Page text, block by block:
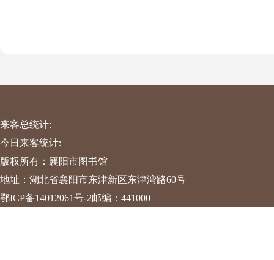
来客总统计:
今日来客统计:
版权所有：襄阳市图书馆
地址：湖北省襄阳市东津新区东津湾路60号
鄂ICP备14012061号-2邮编：441000